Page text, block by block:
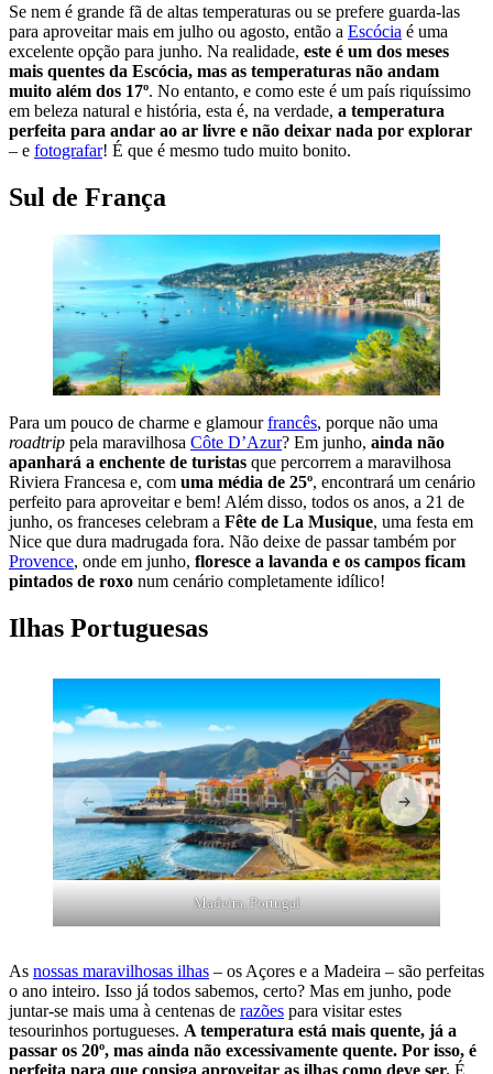
Se nem é grande fã de altas temperaturas ou se prefere guarda-las
para aproveitar mais em julho ou agosto, então a Escócia é uma
excelente opção para junho. Na realidade, este é um dos meses
mais quentes da Escócia, mas as temperaturas não andam
muito além dos 17º. No entanto, e como este é um país riquíssimo
em beleza natural e história, esta é, na verdade, a temperatura
perfeita para andar ao ar livre e não deixar nada por explorar
– e fotografar! É que é mesmo tudo muito bonito.
Sul de França
Para um pouco de charme e glamourfrancês, porque não uma
roadtrip pela maravilhosa Côte D’Azur? Em junho, ainda não
apanhará a enchente de turistas que percorrem a maravilhosa
Riviera Francesa e, com uma média de 25º, encontrará um cenário
perfeito para aproveitar e bem! Além disso, todos os anos, a 21 de
junho, os franceses celebram a Fête de La Musique, uma festa em
Nice que dura madrugada fora. Não deixe de passar também por
Provence, onde em junho, floresce a lavanda e os campos ficam
pintados de roxo num cenário completamente idílico!
Ilhas Portuguesas
Madeira, Portugal
As nossas maravilhosas ilhas – os Açores e a Madeira – são perfeitas
o ano inteiro. Isso já todos sabemos, certo? Mas em junho, pode
juntar-se mais uma à centenas de razões para visitar estes
tesourinhos portugueses. A temperatura está mais quente, já a
passar os 20º, mas ainda não excessivamente quente. Por isso, é
perfeita para que consiga aproveitar as ilhas como deve ser. É